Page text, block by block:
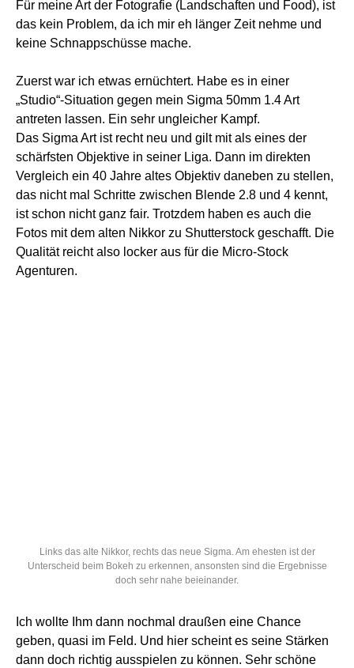
Für meine Art der Fotografie (Landschaften und Food), ist
das kein Problem, da ich mir eh länger Zeit nehme und
keine Schnappschüsse mache.
Zuerst war ich etwas ernüchtert. Habe es in einer
„Studio“-Situation gegen mein Sigma 50mm 1.4 Art
antreten lassen. Ein sehr ungleicher Kampf.
Das Sigma Art ist recht neu und gilt mit als eines der
schärfsten Objektive in seiner Liga. Dann im direkten
Vergleich ein 40 Jahre altes Objektiv daneben zu stellen,
das nicht mal Schritte zwischen Blende 2.8 und 4 kennt,
ist schon nicht ganz fair. Trotzdem haben es auch die
Fotos mit dem alten Nikkor zu Shutterstock geschafft. Die
Qualität reicht also locker aus für die Micro-Stock
Agenturen.
Links das alte Nikkor, rechts das neue Sigma. Am ehesten ist der
Unterscheid beim Bokeh zu erkennen, ansonsten sind die Ergebnisse
doch sehr nahe beieinander.
Ich wollte Ihm dann nochmal draußen eine Chance
geben, quasi im Feld. Und hier scheint es seine Stärken
dann doch richtig ausspielen zu können. Sehr schöne